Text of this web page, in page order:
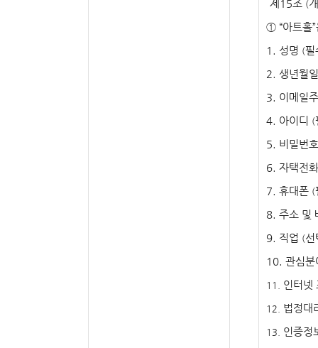
제 15조 (
① “아트홀”
1. 성명 (필
2. 생년월일
3. 이메일
4. 아이디 (
5. 비밀번호
6. 자택전화
7. 휴대폰 (
8. 주소 및
9. 직업 (선
10. 관심분
11. 인터넷
12. 법정대
13. 인증정